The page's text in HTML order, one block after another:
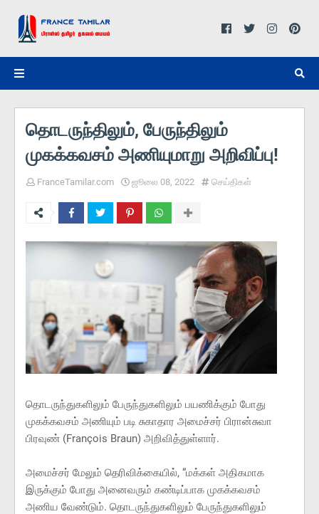
தொடருந்திலும், பேருந்திலும்
முகக்கவசம் அணியுமாறு அறிவிப்பு!
FranceTamilar.com ஜூலை 08, 2022 செய்திகள்
தொடருந்துகளிலும் பேருந்துகளிலும் பயணிக்கும் போது
முகக்கவசம் அணியும் படி சுகாதார அமைச்சர் பிரான்சுவா
பிரவுண் (François Braun) அறிவித்துள்ளார்.
அமைச்சர் மேலும் தெரிவிக்கையில், “மக்கள் அதிகமாக
இருக்கும் போது அனைவரும் கண்டிப்பாக முகக்கவசம்
அணிய வேண்டும். தொடருந்துகளிலும் பேருந்துகளிலும்